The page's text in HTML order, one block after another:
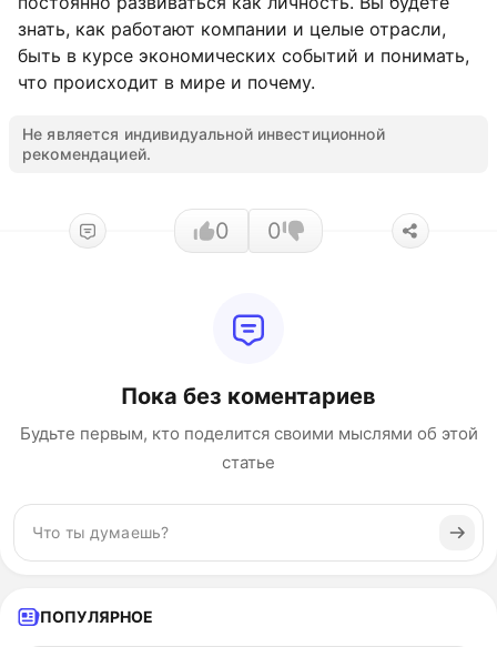
знать, как работают компании и целые отрасли,
быть в курсе экономических событий и понимать,
что происходит в мире и почему.
Не является индивидуальной инвестиционной
рекомендацией.
0 0
Пока без коментариев
Будьте первым, кто поделится своими мыслями об этой
статье
ПОПУЛЯРНОЕ